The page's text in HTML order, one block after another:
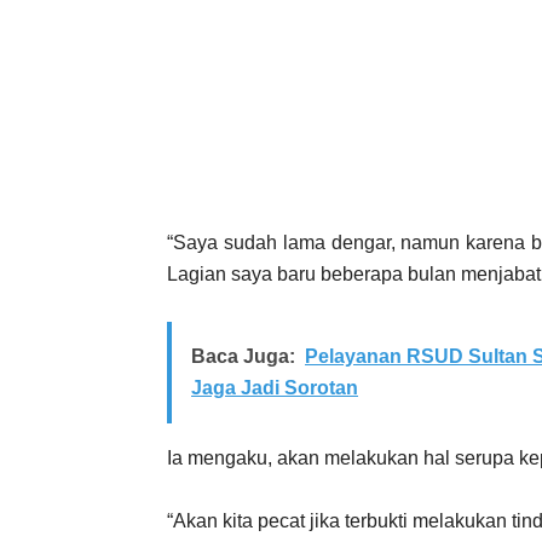
“Saya sudah lama dengar, namun karena
Lagian saya baru beberapa bulan
Baca Juga:
Pelayanan RSUD Sultan
Jaga Jadi Sorotan
Ia mengaku, akan melakukan hal serupa
“Akan kita pecat jika terbukti melakukan